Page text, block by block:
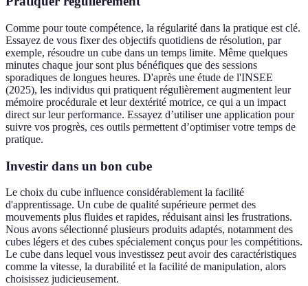
Comme pour toute compétence, la régularité dans la pratique est clé.
Essayez de vous fixer des objectifs quotidiens de résolution, par
exemple, résoudre un cube dans un temps limite. Même quelques
minutes chaque jour sont plus bénéfiques que des sessions
sporadiques de longues heures. D'après une étude de l'INSEE
(2025), les individus qui pratiquent régulièrement augmentent leur
mémoire procédurale et leur dextérité motrice, ce qui a un impact
direct sur leur performance. Essayez d’utiliser une application pour
suivre vos progrès, ces outils permettent d’optimiser votre temps de
pratique.
Investir dans un bon cube
Le choix du cube influence considérablement la facilité
d'apprentissage. Un cube de qualité supérieure permet des
mouvements plus fluides et rapides, réduisant ainsi les frustrations.
Nous avons sélectionné plusieurs produits adaptés, notamment des
cubes légers et des cubes spécialement conçus pour les compétitions.
Le cube dans lequel vous investissez peut avoir des caractéristiques
comme la vitesse, la durabilité et la facilité de manipulation, alors
choisissez judicieusement.